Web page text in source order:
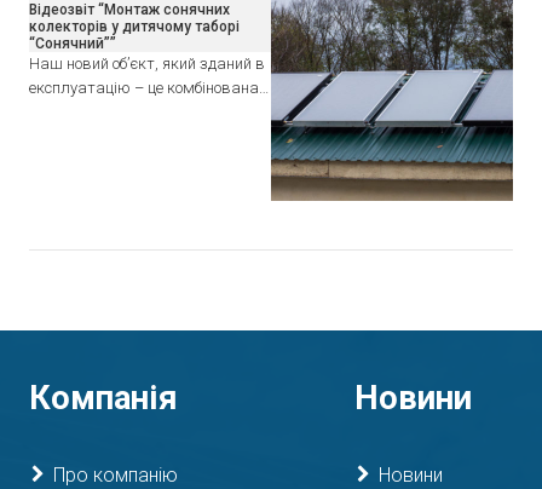
Відеозвіт “Монтаж сонячних
колекторів у дитячому таборі
“Сонячний””
Наш новий об’єкт, який зданий в
експлуатацію – це комбінована…
Компанія
Про компанію
Новини
Новини